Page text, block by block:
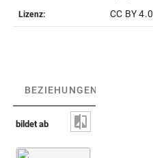
Lizenz: CC BY 4.0
BEZIEHUNGEN
bildet ab